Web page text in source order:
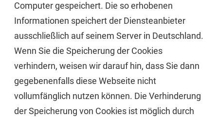
Computer gespeichert. Die so erhobenen
Informationen speichert der Diensteanbieter
ausschließlich auf seinem Server in Deutschland.
Wenn Sie die Speicherung der Cookies
verhindern, weisen wir darauf hin, dass Sie dann
gegebenenfalls diese Webseite nicht
vollumfänglich nutzen können. Die Verhinderung
der Speicherung von Cookies ist möglich durch